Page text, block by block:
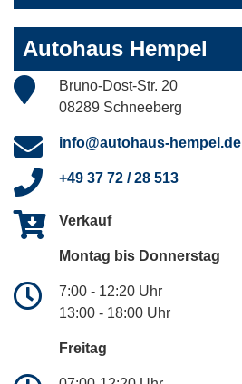
Autohaus Hempel
Bruno-Dost-Str. 20
08289 Schneeberg
info@autohaus-hempel.de
+49 37 72 / 28 513
Verkauf
Montag bis Donnerstag
7:00 - 12:20 Uhr
13:00 - 18:00 Uhr
Freitag